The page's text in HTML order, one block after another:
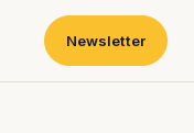
Newsletter